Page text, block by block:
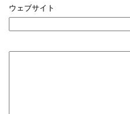
ウェブサイト